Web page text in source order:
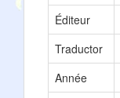
Éditeur
Traductor
Année